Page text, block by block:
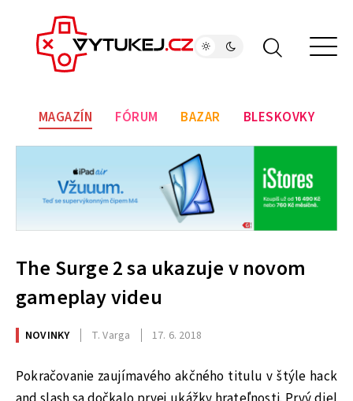
MAGAZÍN FÓRUM BAZAR BLESKOVKY
The Surge 2 sa ukazuje v novom
gameplay videu
NOVINKY T. Varga 17. 6. 2018
Pokračovanie zaujímavého akčného titulu v štýle hack